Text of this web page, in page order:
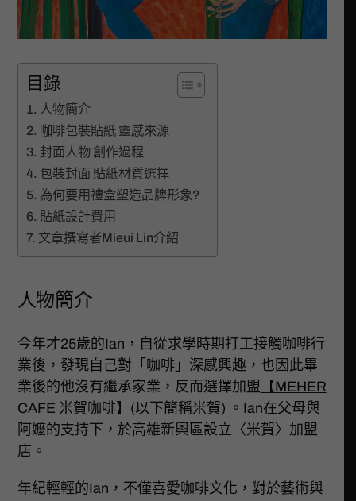
目錄
人物簡介
咖啡包裝貼紙 靈感來源
封面人物 創作過程
包裝封面 貼紙材質選擇
為何要用禮盒塑造品牌形象?
貼紙設計費用
文章撰寫者Mieui Lin介紹
人物簡介
今年才25歲的Ian，自從求學時期打工接觸咖啡行
業後，發現自己對「咖啡」深感興趣，也因此畢
業後的他沒有繼承家業，反而選擇加盟 【MEHER
CAFE 米賀咖啡】 (以下簡稱米賀) 。Ian在父母與
阿嬤的支持下，於高雄新興區設立〈米賀〉加盟
店。
年紀輕輕的Ian，不僅喜愛咖啡文化，對於藝術與